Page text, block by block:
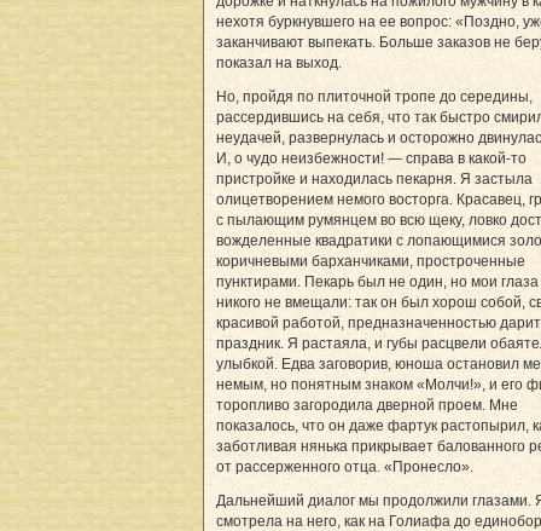
нехотя буркнувшего на ее вопрос: «Поздно,
заканчивают выпекать. Больше заказов не
показал на выход.
Но, пройдя по плиточной тропе до середины,
рассердившись на себя, что так быстро
неудачей, развернулась и осторожно
И, о чудо неизбежности! — справа в какой-то
пристройке и находилась пекарня. Я застыла
олицетворением немого восторга. Красавец,
с пылающим румянцем во всю щеку, ловко
вожделенные квадратики с лопающимися
коричневыми барханчиками, простроченные
пунктирами. Пекарь был не один, но мои
никого не вмещали: так он был хорош собой,
красивой работой, предназначенностью
праздник. Я растаяла, и губы расцвели
улыбкой. Едва заговорив, юноша остановил
немым, но понятным знаком «Молчи!», и его
торопливо загородила дверной проем. Мне
показалось, что он даже фартук растопырил,
заботливая нянька прикрывает балованного
от рассерженного отца. «Пронесло».
Дальнейший диалог мы продолжили глазами.
смотрела на него, как на Голиафа до